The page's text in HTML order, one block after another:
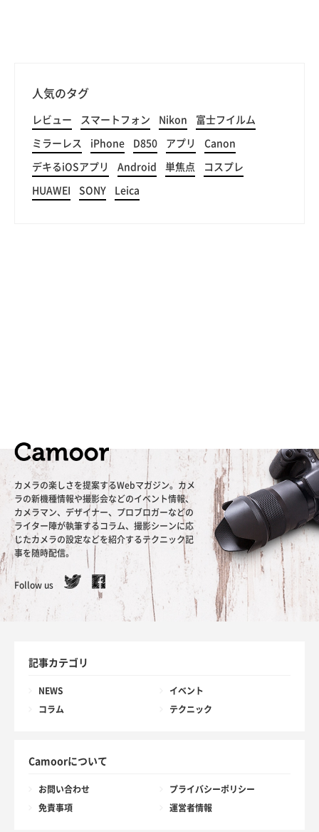
人気のタグ
レビュー スマートフォン Nikon 富士フイルム
ミラーレス iPhone D850 アプリ Canon
デキるiOSアプリ Android 単焦点 コスプレ
HUAWEI SONY Leica
カメラの楽しさを提案するWebマガジン。カメ
ラの新機種情報や撮影会などのイベント情報、
カメラマン、デザイナー、プロブロガーなどの
ライター陣が執筆するコラム、撮影シーンに応
じたカメラの設定などを紹介するテクニック記
事を随時配信。
Follow us
記事カテゴリ
NEWS イベント
コラム テクニック
Camoorについて
お問い合わせ プライバシーポリシー
免責事項 運営者情報